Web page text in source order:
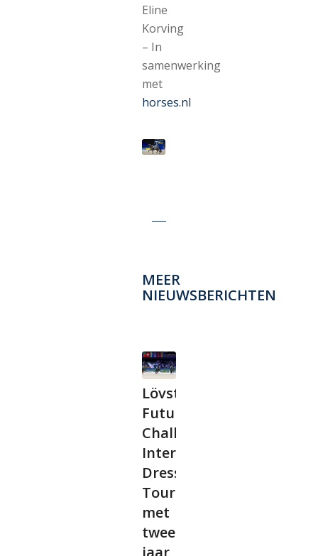
Eline
Korving
– In
samenwerking
met
horses.nl
MEER
NIEUWSBERICHTEN
Lövsta
Future
Challenge
International
Dressage
Tour
met
twee
jaar